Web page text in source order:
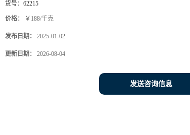
货号： 62215
价格： ￥188/千克
发布日期： 2025-01-02
更新日期： 2026-08-04
发送咨询信息